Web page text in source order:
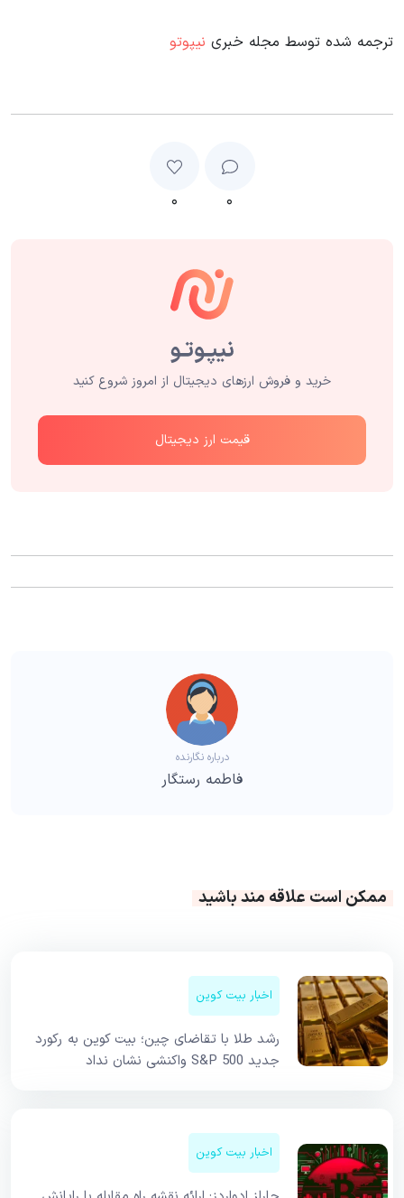
ترجمه شده توسط مجله خبری نیپوتو
۰ ۰
خرید و فروش ارزهای دیجیتال از امروز شروع کنید
قیمت ارز دیجیتال
درباره نگارنده
فاطمه رستگار
ممکن است علاقه مند باشید
اخبار بیت کوین
رشد طلا با تقاضای چین؛ بیت کوین به رکورد
جدید S&P 500 واکنشی نشان نداد
اخبار بیت کوین